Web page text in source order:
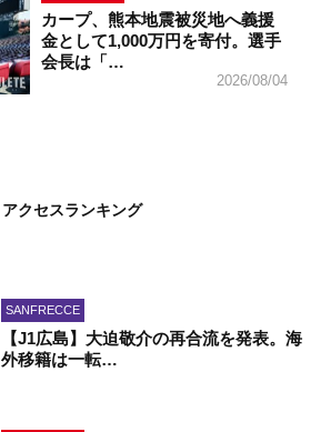
カープ、熊本地震被災地へ義援
金として1,000万円を寄付。選手
会長は「…
2026/08/04
アクセスランキング
SANFRECCE
【J1広島】大迫敬介の再合流を発表。海
外移籍は一転…